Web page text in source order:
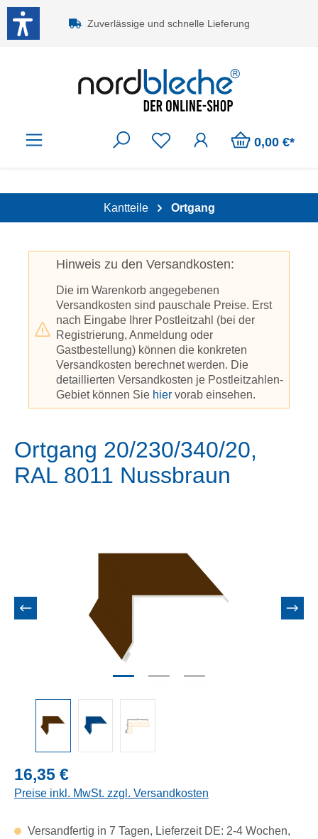
Zum Hauptinhalt springen
Zuverlässige und schnelle Lieferung
0,00 €*
Kantteile Ortgang
Hinweis zu den Versandkosten:
Die im Warenkorb angegebenen
Versandkosten sind pauschale Preise. Erst
nach Eingabe Ihrer Postleitzahl (bei der
Registrierung, Anmeldung oder
Gastbestellung) können die konkreten
Versandkosten berechnet werden. Die
detaillierten Versandkosten je Postleitzahlen-
Gebiet können Sie hier vorab einsehen.
Ortgang 20/230/340/20,
RAL 8011 Nussbraun
Regulärer Preis:
16,35 €
Preise inkl. MwSt. zzgl. Versandkosten
Versandfertig in 7 Tagen, Lieferzeit DE: 2-4 Wochen,